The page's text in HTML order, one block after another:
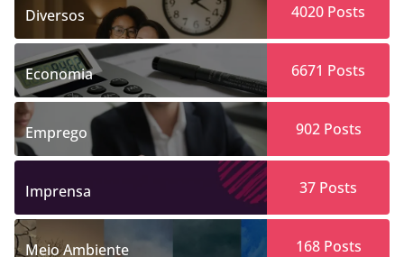
Diversos 4020 Posts
Economia 6671 Posts
Emprego 902Posts
Imprensa 37 Posts
Meio Ambiente 168Posts